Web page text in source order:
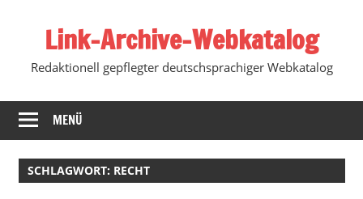
springenLink-Archive-Webkatalog
Redaktionell gepflegter deutschsprachiger Webkatalog
MENÜ
SCHLAGWORT: RECHT